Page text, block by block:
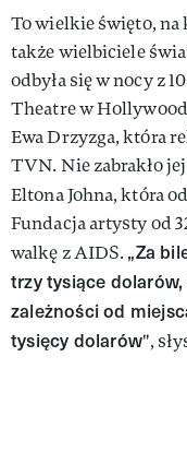
To wielkie święto, na
także wielbiciele
odbyła się w nocy z
Theatre w
Ewa Drzyzga, która
TVN. Nie zabrakło
Eltona Johna, która
Fundacja artysty od
walkę z AIDS. „Za
trzy tysiące
zależności od
tysięcy dolarów",